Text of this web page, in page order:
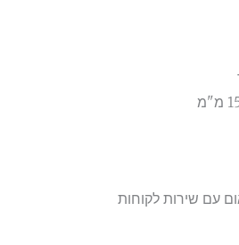
עם שירות לקוחות